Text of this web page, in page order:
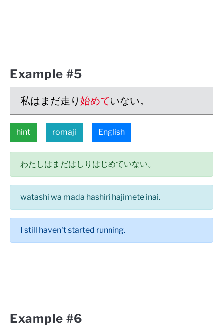
Example #5
私はまだ走り 始めていない。
hint romaji English
わたしはまだはしりはじめていない。
watashi wa mada hashiri hajimete inai.
I still haven't started running.
Example #6